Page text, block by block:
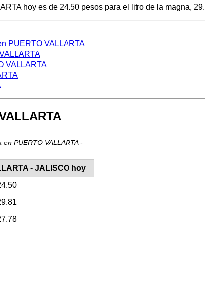
hoy es de 24.50 pesos para el litro de la magna,
PUERTO VALLARTA
VALLARTA
PUERTO VALLARTA -
- JALISCO hoy